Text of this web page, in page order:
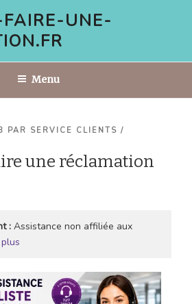
UNE-
Menu
PAR SERVICE CLIENTS /
une réclamation
: Assistance non affiliée aux